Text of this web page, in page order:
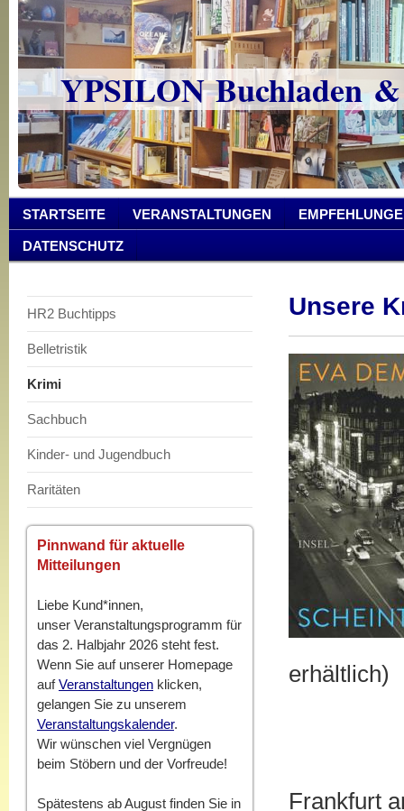
YPSILON Buchladen
STARTSEITE VERANSTALTUNGEN
DATENSCHUTZ
HR2 Buchtipps
Belletristik
Krimi
Sachbuch
Kinder- und Jugendbuch
Raritäten
Pinnwand für aktuelle
Mitteilungen
Liebe Kund*innen,
unser Veranstaltungsprogramm für
das 2. Halbjahr 2026 steht fest.
Wenn Sie auf unserer Homepage
aufVeranstaltungen klicken,
gelangen Sie zu unserem
Veranstaltungskalender.
Wir wünschen viel Vergnügen
beim Stöbern und der Vorfreude!
Spätestens ab August finden Sie in
Unsere
erhältlich)
Frankfurt